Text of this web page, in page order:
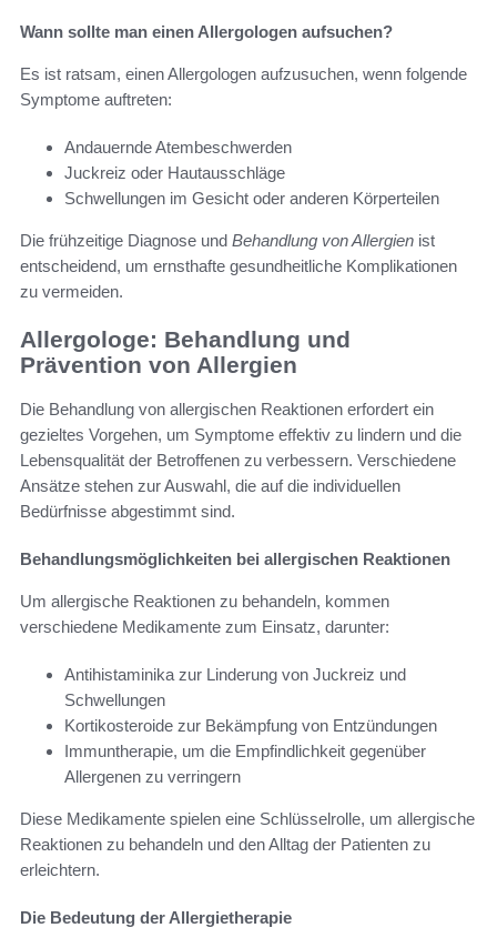
Wann sollte man einen Allergologen aufsuchen?
Es ist ratsam, einen Allergologen aufzusuchen, wenn folgende
Symptome auftreten:
Andauernde Atembeschwerden
Juckreiz oder Hautausschläge
Schwellungen im Gesicht oder anderen Körperteilen
Die frühzeitige Diagnose und Behandlung von Allergien ist
entscheidend, um ernsthafte gesundheitliche Komplikationen
zu vermeiden.
Allergologe: Behandlung und
Prävention von Allergien
Die Behandlung von allergischen Reaktionen erfordert ein
gezieltes Vorgehen, um Symptome effektiv zu lindern und die
Lebensqualität der Betroffenen zu verbessern. Verschiedene
Ansätze stehen zur Auswahl, die auf die individuellen
Bedürfnisse abgestimmt sind.
Behandlungsmöglichkeiten bei allergischen Reaktionen
Um allergische Reaktionen zu behandeln, kommen
verschiedene Medikamente zum Einsatz, darunter:
Antihistaminika zur Linderung von Juckreiz und
Schwellungen
Kortikosteroide zur Bekämpfung von Entzündungen
Immuntherapie, um die Empfindlichkeit gegenüber
Allergenen zu verringern
Diese Medikamente spielen eine Schlüsselrolle, um allergische
Reaktionen zu behandeln und den Alltag der Patienten zu
erleichtern.
Die Bedeutung der Allergietherapie